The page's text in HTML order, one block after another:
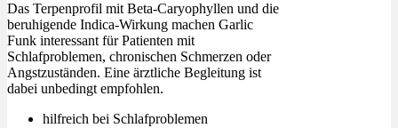
Das Terpenprofil mit Beta-Caryophyllen und die
beruhigende Indica-Wirkung machen Garlic
Funk interessant für Patienten mit
Schlafproblemen, chronischen Schmerzen oder
Angstzuständen. Eine ärztliche Begleitung ist
dabei unbedingt empfohlen.
hilfreich bei Schlafproblemen